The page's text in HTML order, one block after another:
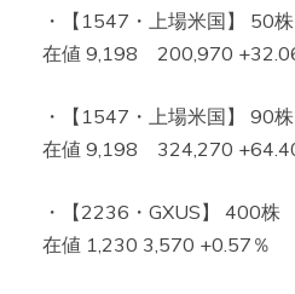
・【1547・上場米国】
在値 9,198 200,970
・【1547・上場米国】
在値 9,198 324,270
・【2236・GXUS】 400
在値 1,230 3,570 +0.57％